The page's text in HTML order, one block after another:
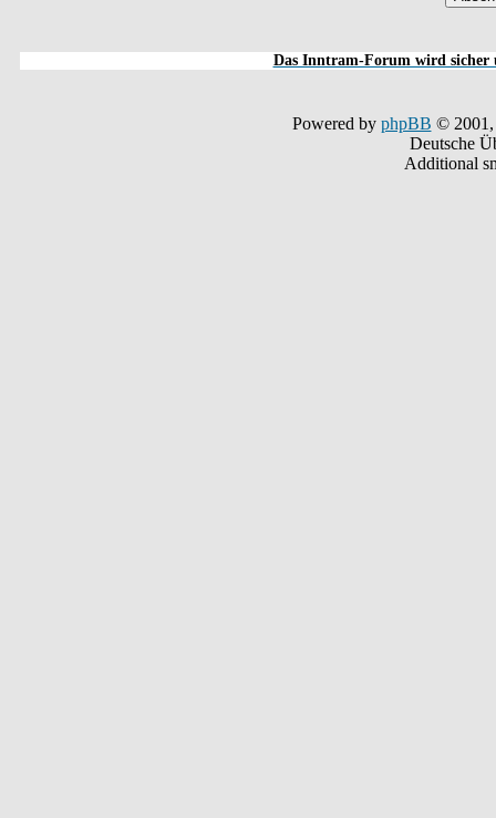
Das Inntram-Forum wird sicher
Powered by phpBB © 2001,
Deutsche
Additional